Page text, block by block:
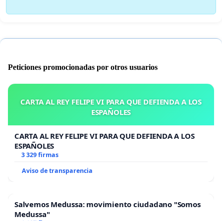
Peticiones promocionadas por otros usuarios
CARTA AL REY FELIPE VI PARA QUE DEFIENDA A LOS
ESPAÑOLES
CARTA AL REY FELIPE VI PARA QUE DEFIENDA A LOS
ESPAÑOLES
3 329 firmas
Aviso de transparencia
Salvemos Medussa: movimiento ciudadano "Somos
Medussa"